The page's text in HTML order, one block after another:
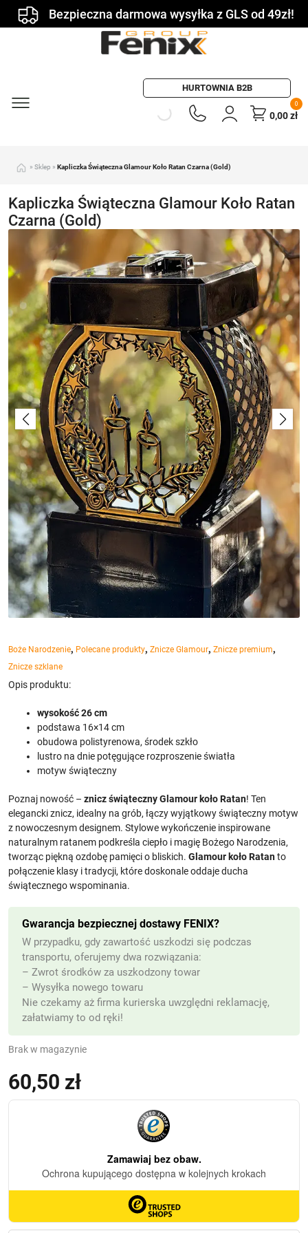
Bezpieczna darmowa wysyłka z GLS od 49zł!
HURTOWNIA B2B
0
0,00zł
» Sklep » Kapliczka Świąteczna Glamour Koło Ratan Czarna (Gold)
Kapliczka Świąteczna Glamour Koło Ratan
Czarna (Gold)
Boże Narodzenie, Polecane produkty, Znicze Glamour, Znicze premium,
Znicze szklane
60,50 zł
Opis produktu:
wysokość 26 cm
podstawa 16×14 cm
obudowa polistyrenowa, środek szkło
lustro na dnie potęgujące rozproszenie światła
motyw świąteczny
Poznaj nowość – znicz świąteczny Glamour koło Ratan! Ten
elegancki znicz, idealny na grób, łączy wyjątkowy świąteczny motyw
z nowoczesnym designem. Stylowe wykończenie inspirowane
naturalnym ratanem podkreśla ciepło i magię Bożego Narodzenia,
tworząc piękną ozdobę pamięci o bliskich. Glamour koło Ratanto
połączenie klasy i tradycji, które doskonale oddaje ducha
świątecznego wspominania.
Brak w magazynie
Gwarancja bezpiecznej dostawy FENIX?
W przypadku, gdy zawartość uszkodzi się podczas
transportu, oferujemy dwa rozwiązania:
– Zwrot środków za uszkodzony towar
– Wysyłka nowego towaru
Nie czekamy aż firma kurierska uwzględni reklamację,
załatwiamy to od ręki!